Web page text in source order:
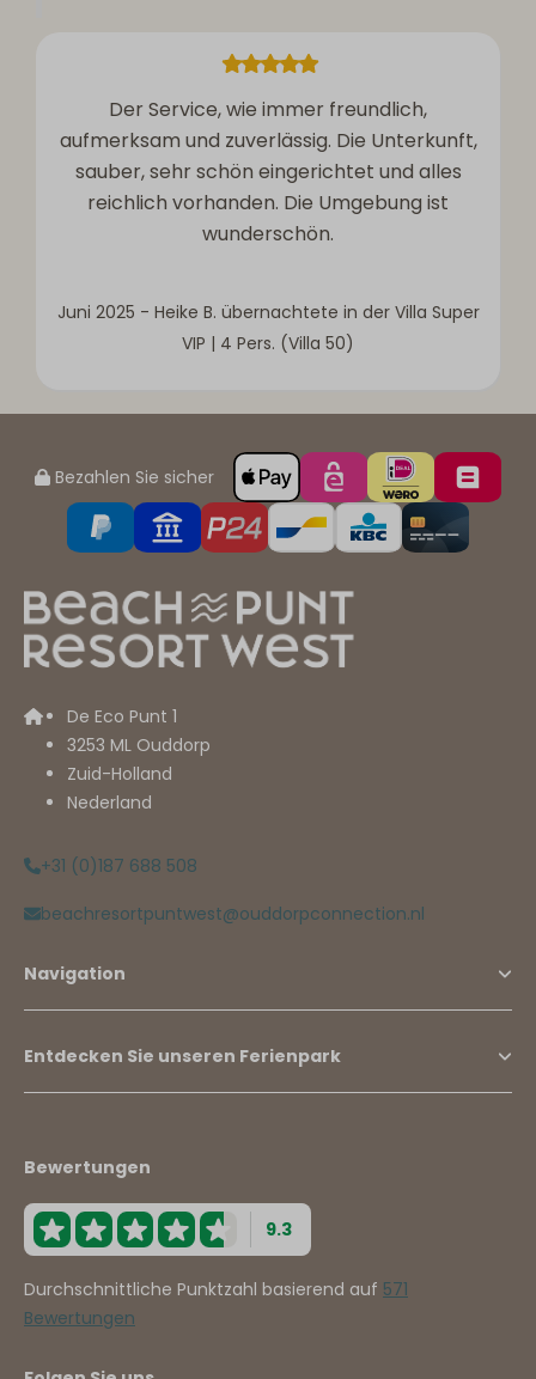
Der Service, wie immer freundlich,
aufmerksam und zuverlässig. Die Unterkunft,
sauber, sehr schön eingerichtet und alles
reichlich vorhanden. Die Umgebung ist
wunderschön.
Juni 2025 - Heike B. übernachtete in der Villa Super
VIP | 4 Pers. (Villa 50)
Bezahlen Sie sicher
De Eco Punt 1
3253 ML Ouddorp
Zuid-Holland
Nederland
+31 (0)187 688 508
beachresortpuntwest@ouddorpconnection.nl
Navigation
Entdecken Sie unseren Ferienpark
Bewertungen
9.3
Durchschnittliche Punktzahl basierend auf 571
Bewertungen